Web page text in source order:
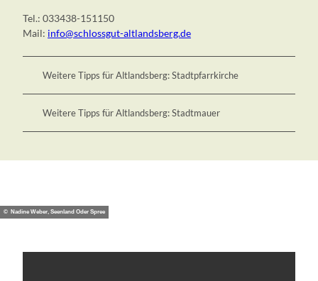
Tel.: 033438-151150
Mail: info@schlossgut-altlandsberg.de
Weitere Tipps für Altlandsberg: Stadtpfarrkirche
Weitere Tipps für Altlandsberg: Stadtmauer
© Nadine Weber, Seenland Oder Spree